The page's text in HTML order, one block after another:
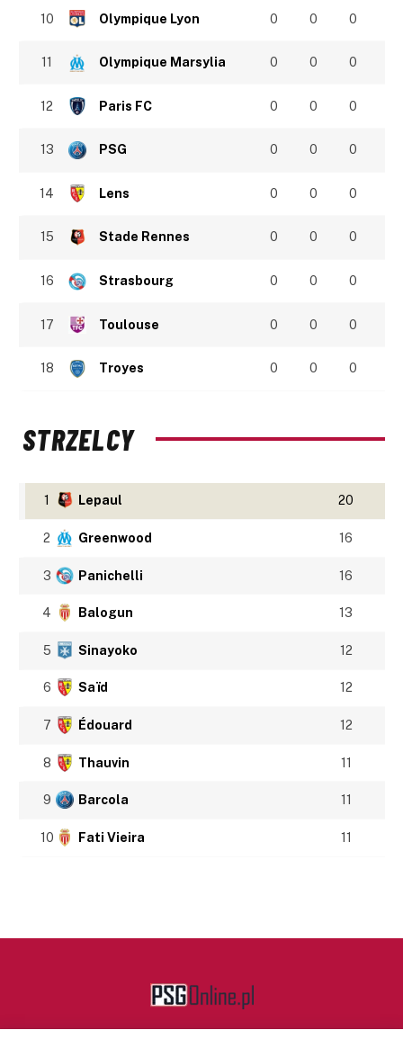
10 Olympique Lyon 0 0 0
11 Olympique Marsylia 0 0 0
12 Paris FC 0 0 0
13 PSG 0 0 0
14 Lens 0 0 0
15 Stade Rennes 0 0 0
16 Strasbourg 0 0 0
17 Toulouse 0 0 0
18 Troyes 0 0 0
STRZELCY
1 Lepaul 20
2 Greenwood 16
3 Panichelli 16
4 Balogun 13
5 Sinayoko 12
6 Saïd 12
7 Édouard 12
8 Thauvin 11
9 Barcola 11
10 Fati Vieira 11